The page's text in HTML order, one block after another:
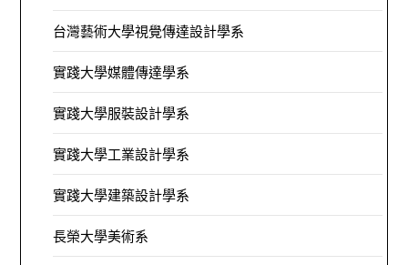
台灣藝術大學視覺傳達設計學系
實踐大學媒體傳達學系
實踐大學服裝設計學系
實踐大學工業設計學系
實踐大學建築設計學系
長榮大學美術系